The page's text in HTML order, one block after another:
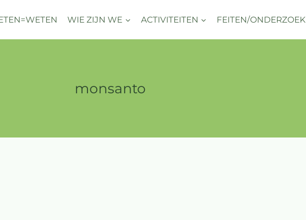
WIE ZIJN WE ACTIVITEITEN FEITEN/ONDERZOEK
monsanto